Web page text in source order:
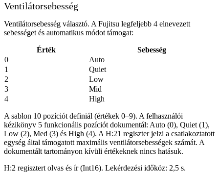
Ventilátorsebesség
Ventilátorsebesség választó. A Fujitsu legfeljebb 4 elnevezett
sebességet és automatikus módot támogat:
Érték
Sebesség
0
Auto
1
Quiet
2
Low
3
Mid
4
High
A sablon 10 pozíciót definiál (értékek 0–9). A felhasználói
kézikönyv 5 funkcionális pozíciót dokumentál: Auto (0), Quiet (1),
Low (2), Med (3) és High (4). A H:21 regiszter jelzi a csatlakoztatott
egység által támogatott maximális ventilátorsebességek számát. A
dokumentált tartományon kívüli értékeknek nincs hatásuk.
H:2 regisztert olvas és ír (Int16). Lekérdezési időköz: 2,5 s.